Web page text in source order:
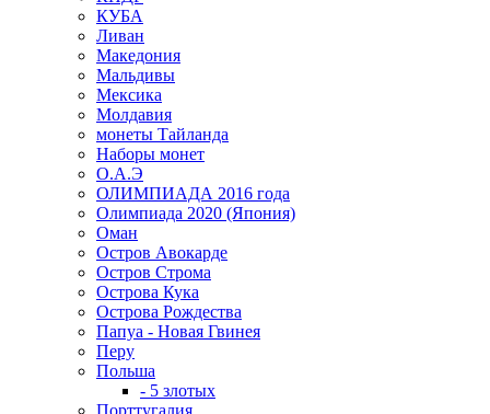
КУБА
Ливан
Македония
Мальдивы
Мексика
Молдавия
монеты Тайланда
Наборы монет
О.А.Э
ОЛИМПИАДА 2016 года
Олимпиада 2020 (Япония)
Оман
Остров Авокарде
Остров Строма
Острова Кука
Острова Рождества
Папуа - Новая Гвинея
Перу
Польша
- 5 злотых
Порттугалия